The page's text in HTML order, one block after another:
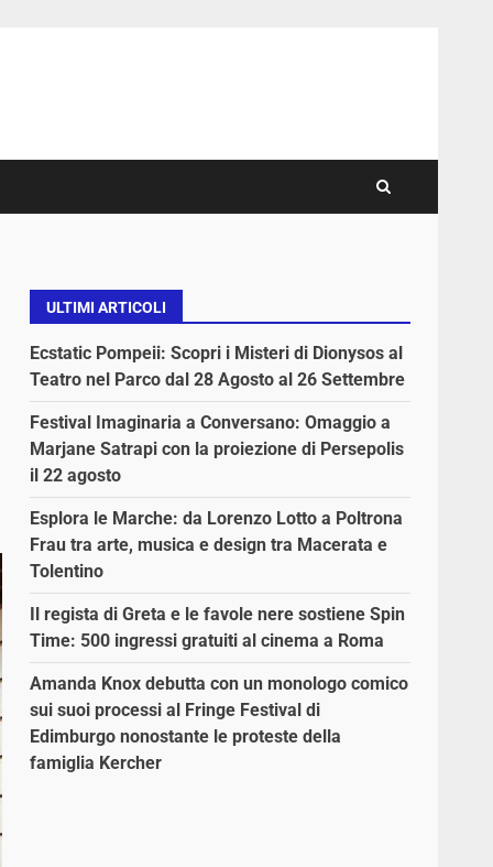
ULTIMI ARTICOLI
Ecstatic Pompeii: Scopri i Misteri di Dionysos al
Teatro nel Parco dal 28 Agosto al 26 Settembre
Festival Imaginaria a Conversano: Omaggio a
Marjane Satrapi con la proiezione di Persepolis
il 22 agosto
Esplora le Marche: da Lorenzo Lotto a Poltrona
Frau tra arte, musica e design tra Macerata e
Tolentino
Il regista di Greta e le favole nere sostiene Spin
Time: 500 ingressi gratuiti al cinema a Roma
Amanda Knox debutta con un monologo comico
sui suoi processi al Fringe Festival di
Edimburgo nonostante le proteste della
famiglia Kercher